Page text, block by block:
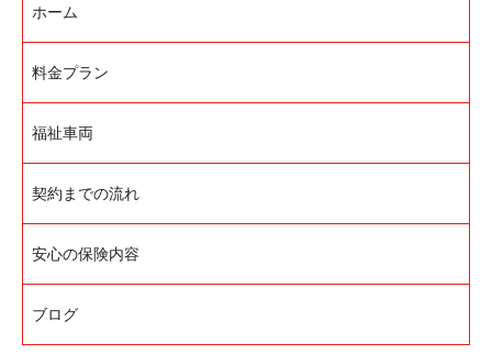
ホーム
料金プラン
福祉車両
契約までの流れ
安心の保険内容
ブログ